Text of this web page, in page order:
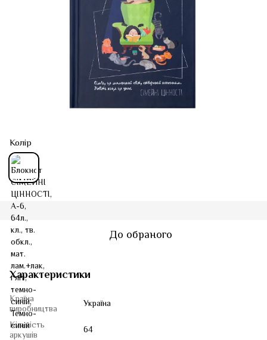
Колір
До обраного
Характеристики
Країна
виробництва
Україна
Кількість
аркушів
64